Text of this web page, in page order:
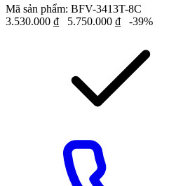
Mã sản phẩm: BFV-3413T-8C
3.530.000 ₫ 5.750.000 ₫ -39%